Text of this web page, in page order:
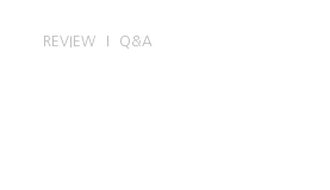
REVIEW Q&A